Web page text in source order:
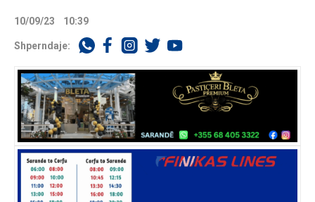
10/09/23 10:39
Shperndaje: